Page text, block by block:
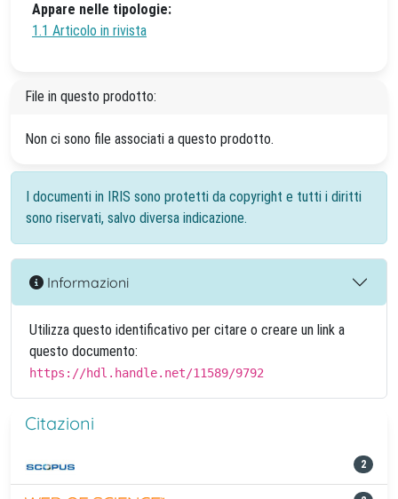
Appare nelle tipologie:
1.1 Articolo in rivista
File in questo prodotto:
Non ci sono file associati a questo prodotto.
I documenti in IRIS sono protetti da copyright e tutti i diritti
sono riservati, salvo diversa indicazione.
Informazioni
Utilizza questo identificativo per citare o creare un link a
questo documento:
https://hdl.handle.net/11589/9792
Citazioni
2